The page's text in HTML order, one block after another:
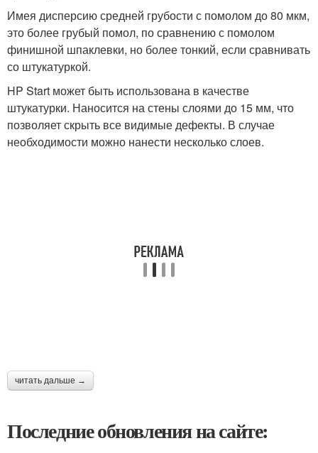
Имея дисперсию средней грубости с помолом до 80 мкм,
это более грубый помол, по сравнению с помолом
финишной шпаклевки, но более тонкий, если сравнивать
со штукатуркой.
HP Start может быть использована в качестве
штукатурки. Наносится на стены слоями до 15 мм, что
позволяет скрыть все видимые дефекты. В случае
необходимости можно нанести несколько слоев.
читать дальше →
Последние обновления на сайте: